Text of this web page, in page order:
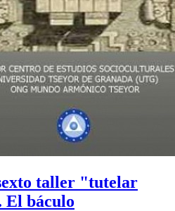
taller "tutelar
El báculo